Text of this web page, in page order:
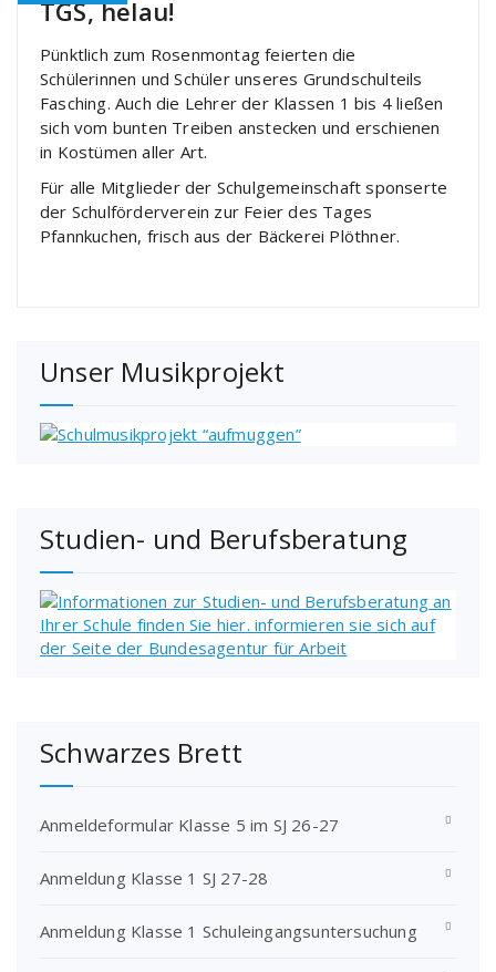
TGS, helau!
Pünktlich zum Rosenmontag feierten die
Schülerinnen und Schüler unseres Grundschulteils
Fasching. Auch die Lehrer der Klassen 1 bis 4 ließen
sich vom bunten Treiben anstecken und erschienen
in Kostümen aller Art.
Für alle Mitglieder der Schulgemeinschaft sponserte
der Schulförderverein zur Feier des Tages
Pfannkuchen, frisch aus der Bäckerei Plöthner.
Unser Musikprojekt
Studien- und Berufsberatung
Schwarzes Brett
Anmeldeformular Klasse 5 im SJ 26-27
Anmeldung Klasse 1 SJ 27-28
Anmeldung Klasse 1 Schuleingangsuntersuchung